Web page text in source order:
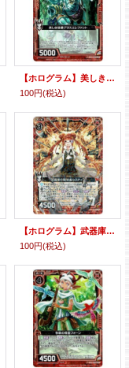
【ホログラム】美しき琺瑯グラスエレファント
100円(税込)
【ホログラム】武器庫の開放者ルスティン
100円(税込)